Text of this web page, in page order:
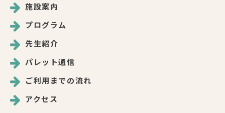
施設案内
プログラム
先生紹介
パレット通信
ご利用までの流れ
アクセス